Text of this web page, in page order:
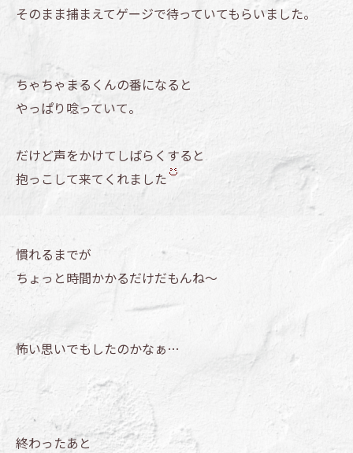
そのまま捕まえてゲージで待っていてもらいました。
ちゃちゃまるくんの番になると
やっぱり唸っていて。
だけど声をかけてしばらくすると
抱っこして来てくれました
慣れるまでが
ちょっと時間かかるだけだもんね～
怖い思いでもしたのかなぁ…
終わったあと